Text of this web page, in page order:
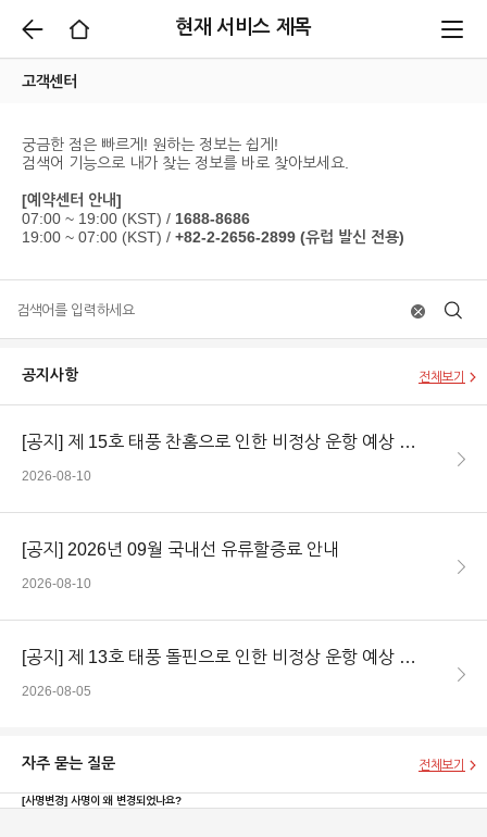
현재 서비스 제목
고객센터
궁금한 점은 빠르게! 원하는 정보는 쉽게!
검색어 기능으로 내가 찾는 정보를 바로 찾아보세요.
[예약센터 안내]
07:00 ~ 19:00 (KST) / 1688-8686
19:00 ~ 07:00 (KST) / +82-2-2656-2899 (유럽 발신 전용)
공지사항 전체보기
[공지] 제 15호 태풍 찬홈으로 인한 비정상 운항 예상 (8/11)
2026-08-10
[공지] 2026년 09월 국내선 유류할증료 안내
2026-08-10
[공지] 제 13호 태풍 돌핀으로 인한 비정상 운항 예상 (8/6~8/9)
2026-08-05
자주 묻는 질문 전체보기
[사명변경] 사명이 왜 변경되었나요?